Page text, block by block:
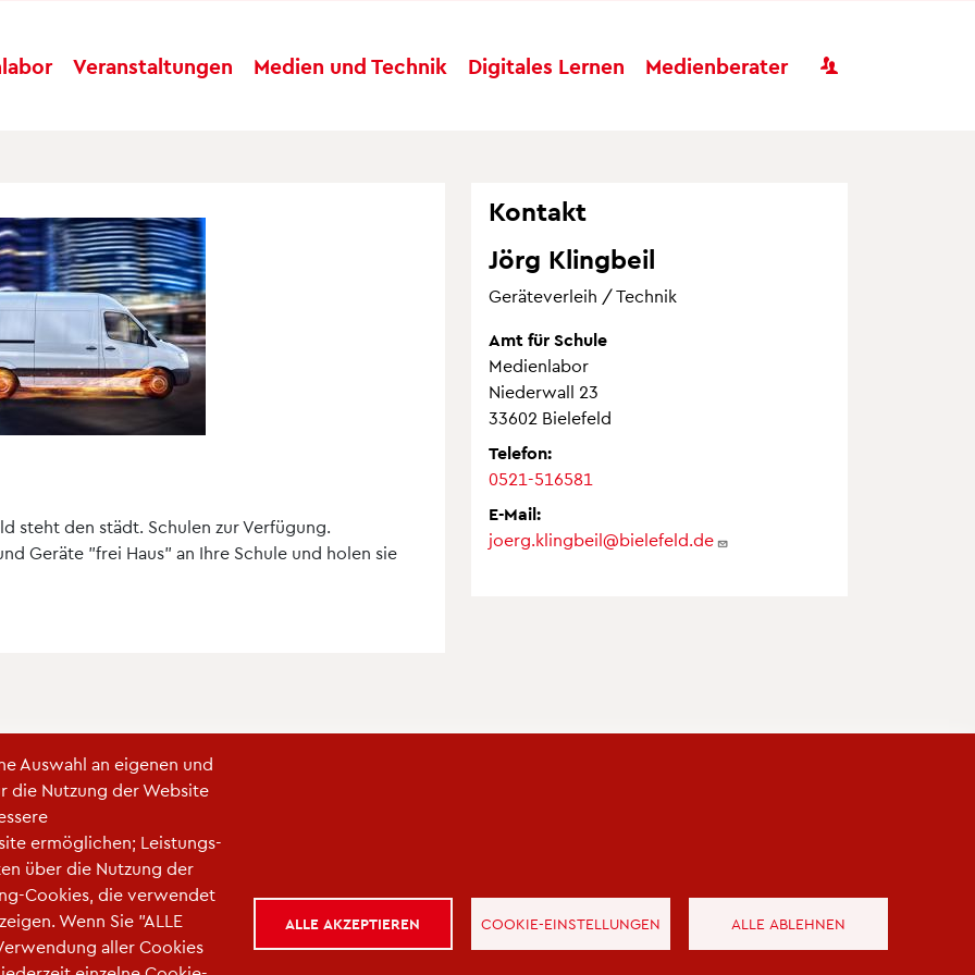
Veranstaltungen Medien und Technik Digitales Lernen Medienberater
steht den städt. Schulen zur Verfügung.
Geräte "frei Haus" an Ihre Schule und holen sie
Kontakt
Jörg Klingbeil
Geräteverleih / Technik
Amt für Schule
Medienlabor
Niederwall 23
33602 Bielefeld
Telefon:
0521-516581
E-Mail:
joerg.klingbeil@bielefeld.de
|Kontakt
Auswahl an eigenen und
die Nutzung der Website
ermöglichen; Leistungs-
über die Nutzung der
Cookies, die verwendet
Wenn Sie "ALLE
aller Cookies
COOKIE-EINSTELLUNGEN ALLE ABLEHNEN
ALLE AKZEPTIEREN